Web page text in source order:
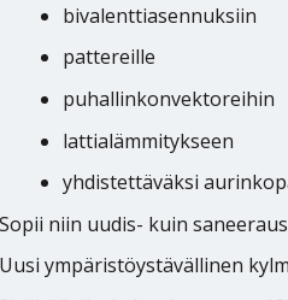
bivalenttiasennuksiin
pattereille
puhallinkonvektoreihin
lattialämmitykseen
yhdistettäväksi
Sopii niin uudis- kuin
Uusi ympäristöystävällinen